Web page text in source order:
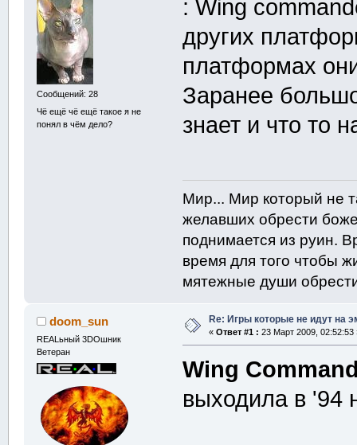
Сообщений: 28
Чё ещё чё ещё такое я не
понял в чём дело?
: Wing
других
платформах
Заранее
знает и что то
Мир... Мир который не
желавших обрести
поднимается из руин.
время для того чтобы
мятежные души
doom_sun
REALьный 3DOшник
Ветеран
Re: Игры которые не идут на
« Ответ #1 : 23 Март 2009, 02:52:53
Wing
выходила в